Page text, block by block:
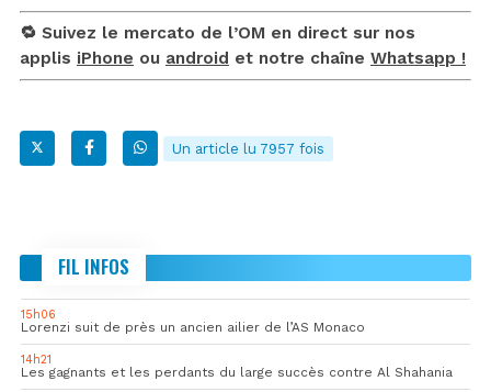
🔁 Suivez le mercato de l’OM en direct sur nos
applis iPhone ou android et notre chaîne Whatsapp !
Un article lu 7957 fois
FIL INFOS
15h06
Lorenzi suit de près un ancien ailier de l’AS Monaco
14h21
Les gagnants et les perdants du large succès contre Al Shahania